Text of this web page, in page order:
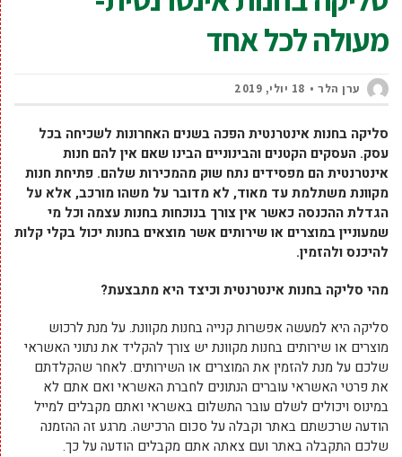
מעולה לכל אחד
ערן הלר 18 יולי, 2019
סליקה בחנות אינטרנטית הפכה בשנים האחרונות לשכיחה בכל
עסק. העסקים הקטנים והבינוניים הבינו שאם אין להם חנות
אינטרנטית הם מפסידים נתח שוק מהמכירות שלהם. פתיחת חנות
מקוונת משתלמת עד מאוד, לא מדובר על משהו מורכב, אלא על
הגדלת ההכנסה כאשר אין צורך בנוכחות בחנות עצמה וכל מי
שמעוניין במוצרים או שירותים אשר מוצאים בחנות יכול בקלי קלות
להיכנס ולהזמין.
מהי סליקה בחנות אינטרנטית וכיצד היא מתבצעת?
סליקה היא למעשה אפשרות קנייה בחנות מקוונת. על מנת לרכוש
מוצרים או שירותים בחנות מקוונת יש צורך להקליד את נתוני האשראי
שלכם על מנת להזמין את המוצרים או השירותים. לאחר שהקלדתם
את פרטי האשראי עוברים הנתונים לחברת האשראי ואם אתם לא
במינוס ויכולים לשלם עובר התשלום באשראי ואתם מקבלים למייל
הודעה שרכשתם באתר וקבלה על סכום הרכישה. מרגע זה ההזמנה
שלכם התקבלה באתר ועם צאתה אתם מקבלים הודעה על כך.